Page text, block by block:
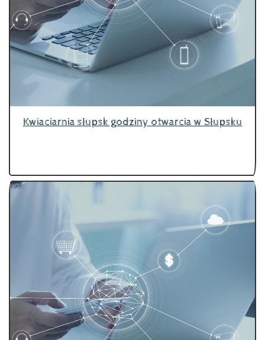
Kwiaciarnia słupsk godziny otwarcia w Słupsku